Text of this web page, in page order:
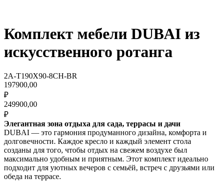
Комплект мебели DUBAI из
искусственного ротанга
2A-T190X90-8CH-BR
197900,00
₽
249900,00
₽
Элегантная зона отдыха для сада, террасы и дачи
DUBAI — это гармония продуманного дизайна, комфорта и
долговечности. Каждое кресло и каждый элемент стола
созданы для того, чтобы отдых на свежем воздухе был
максимально удобным и приятным. Этот комплект идеально
подходит для уютных вечеров с семьёй, встреч с друзьями или
обеда на террасе.